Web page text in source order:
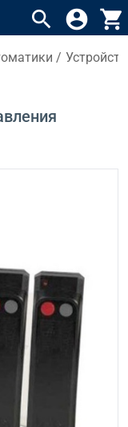
search account_circle shopping_cart
/